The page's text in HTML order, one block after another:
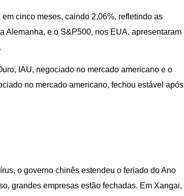
cinco meses, caindo 2,06%, refletindo as
Alemanha, e o S&P500, nos EUA, apresentaram
IAU, negociado no mercado americano e o
no mercado americano, fechou estável após
o governo chinês estendeu o feriado do Ano
grandes empresas estão fechadas. Em Xangai,